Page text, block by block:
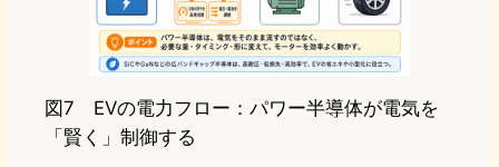
図7 EVの電力フロー：パワー半導体が電気を
「賢く」制御する